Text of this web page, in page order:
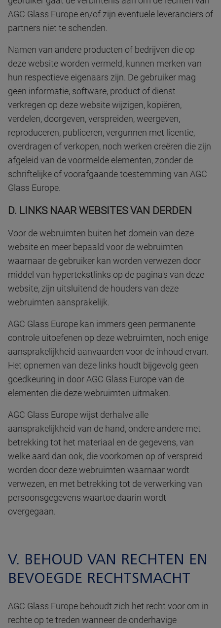
AGC Glass Europe en/of zijn eventuele leveranciers of
partners niet te schenden.
Namen van andere producten of bedrijven die op
deze website worden vermeld, kunnen merken van
hun respectieve eigenaars zijn. De gebruiker mag
geen informatie, software, product of dienst
verkregen op deze website wijzigen, kopiëren,
verdelen, doorgeven, verspreiden, weergeven,
reproduceren, publiceren, vergunnen met licentie,
overdragen of verkopen, noch werken creëren die zijn
afgeleid van de voormelde elementen, zonder de
schriftelijke of voorafgaande toestemming van AGC
Glass Europe.
D. LINKS NAAR WEBSITES VAN DERDEN
Voor de webruimten buiten het domein van deze
website en meer bepaald voor de webruimten
waarnaar de gebruiker kan worden verwezen door
middel van hypertekstlinks op de pagina's van deze
website, zijn uitsluitend de houders van deze
webruimten aansprakelijk.
AGC Glass Europe kan immers geen permanente
controle uitoefenen op deze webruimten, noch enige
aansprakelijkheid aanvaarden voor de inhoud ervan.
Het opnemen van deze links houdt bijgevolg geen
goedkeuring in door AGC Glass Europe van de
elementen die deze webruimten uitmaken.
AGC Glass Europe wijst derhalve alle
aansprakelijkheid van de hand, ondere andere met
betrekking tot het materiaal en de gegevens, van
welke aard dan ook, die voorkomen op of verspreid
worden door deze webruimten waarnaar wordt
verwezen, en met betrekking tot de verwerking van
persoonsgegevens waartoe daarin wordt
overgegaan.
V. BEHOUD VAN RECHTEN EN
BEVOEGDE RECHTSMACHT
AGC Glass Europe behoudt zich het recht voor om in
rechte op te treden wanneer de onderhavige